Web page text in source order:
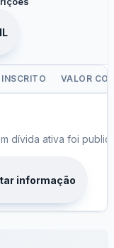
valores e
VALOR
dívida ativa foi
informação